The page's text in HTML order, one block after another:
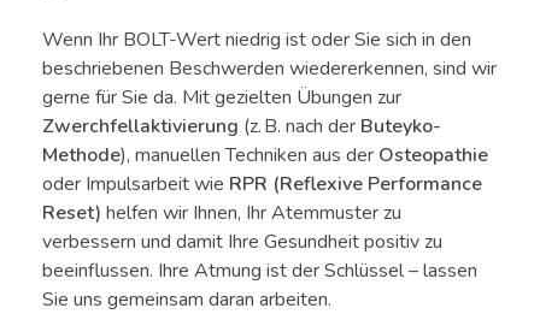
Wenn Ihr BOLT-Wert niedrig ist oder Sie sich in den
beschriebenen Beschwerden wiedererkennen, sind wir
gerne für Sie da. Mit gezielten Übungen zur
Zwerchfellaktivierung (z. B. nach der Buteyko-
Methode), manuellen Techniken aus der Osteopathie
oder Impulsarbeit wie RPR (Reflexive Performance
Reset) helfen wir Ihnen, Ihr Atemmuster zu
verbessern und damit Ihre Gesundheit positiv zu
beeinflussen. Ihre Atmung ist der Schlüssel – lassen
Sie uns gemeinsam daran arbeiten.